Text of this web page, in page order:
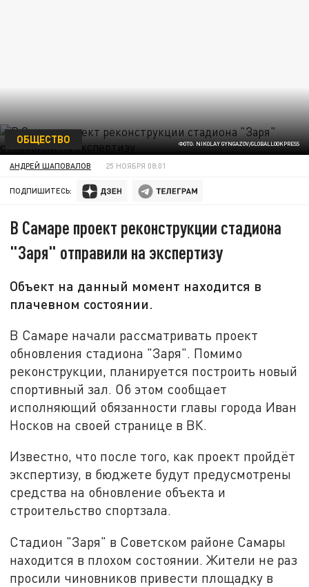
ФОТО: NIKOLAY GYNGAZOV/GLOBALLOOKPRESS
ОБЩЕСТВО
АНДРЕЙ ШАПОВАЛОВ 25 НОЯБРЯ 08:01
ПОДПИШИТЕСЬ:
В Самаре проект реконструкции стадиона
"Заря" отправили на экспертизу
Объект на данный момент находится в
плачевном состоянии.
В Самаре начали рассматривать проект
обновления стадиона "Заря". Помимо
реконструкции, планируется построить новый
спортивный зал. Об этом сообщает
исполняющий обязанности главы города Иван
Носков на своей странице в ВК.
Известно, что после того, как проект пройдёт
экспертизу, в бюджете будут предусмотрены
средства на обновление объекта и
строительство спортзала.
Стадион "Заря" в Советском районе Самары
находится в плохом состоянии. Жители не раз
просили чиновников привести площадку в